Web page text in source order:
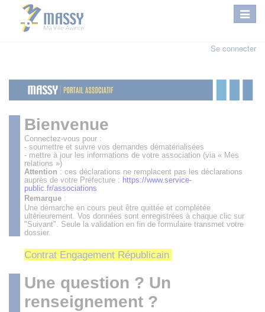
Se connecter
Bienvenue
Connectez-vous pour :
- soumettre et suivre vos demandes dématérialisées
- mettre à jour les informations de votre association (via « Mes
relations »)
Attention : ces déclarations ne remplacent pas les déclarations
auprès de votre Préfecture : https://www.service-
public.fr/associations
Remarque :
Une démarche en cours peut être quittée et complétée
ultérieurement. Vos données sont enregistrées à chaque clic sur
"Suivant". Seule la validation en fin de formulaire transmet votre
dossier.
Contrat Engagement Républicain
Une question ? Un
renseignement ?